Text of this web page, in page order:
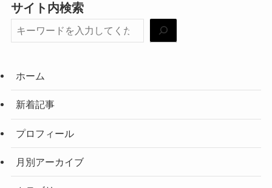
サイト内検索
ホーム
新着記事
プロフィール
月別アーカイブ